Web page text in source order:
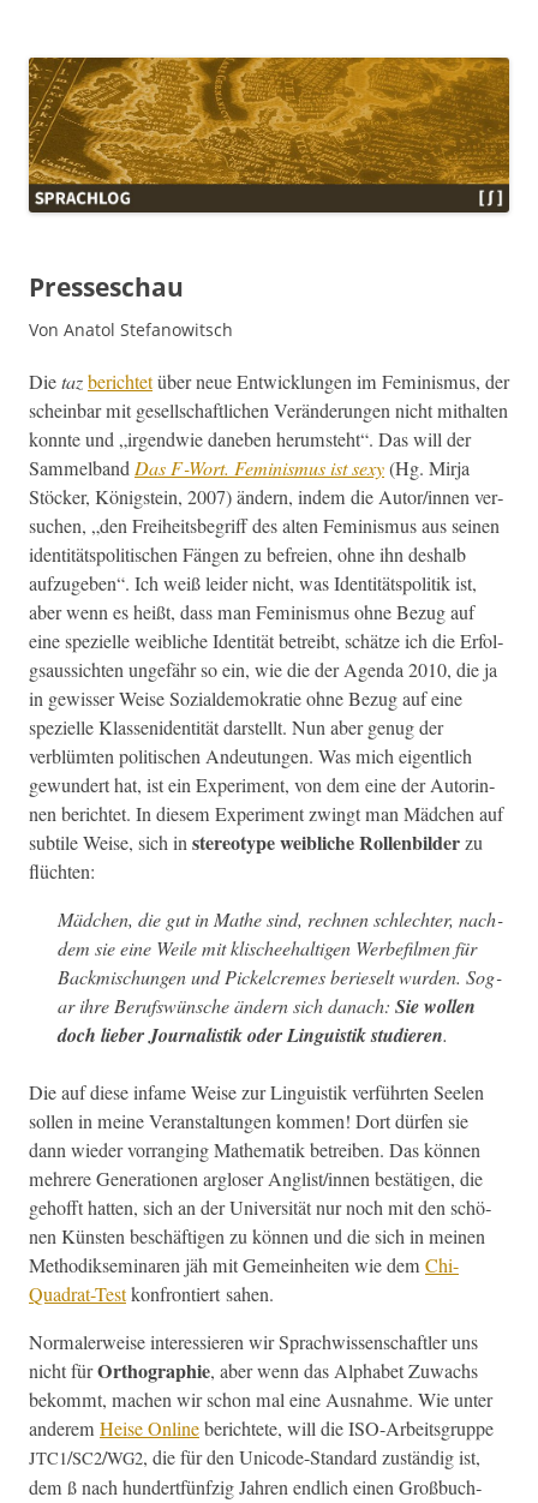
Presseschau
Von Anatol Stefanowitsch
Dietazberichtetüber neue Entwick­lun­gen im Fem­i­nis­mus, der
schein­bar mit gesellschaftlichen Verän­derun­gen nicht mithal­ten
kon­nte und „irgend­wie daneben herum­ste­ht“. Das will der
Sam­mel­band Das F‑Wort. Fem­i­nis­mus ist sexy(Hg. Mir­ja
Stöck­er, König­stein, 2007) ändern, indem die Autor/innen ver­
suchen, „den Frei­heits­be­griff des alten Fem­i­nis­mus aus seinen
iden­tität­spoli­tis­chen Fän­gen zu befreien, ohne ihn deshalb
aufzugeben“. Ich weiß lei­der nicht, was Iden­tität­spoli­tik ist,
aber wenn es heißt, dass man Fem­i­nis­mus ohne Bezug auf
eine spezielle weib­liche Iden­tität betreibt, schätze ich die Erfol­
gsaus­sicht­en unge­fähr so ein, wie die der Agen­da 2010, die ja
in gewiss­er Weise Sozialdemokratie ohne Bezug auf eine
spezielle Klasseniden­tität darstellt. Nun aber genug der
verblümten poli­tis­chen Andeu­tun­gen. Was mich eigentlich
gewun­dert hat, ist ein Exper­i­ment, von dem eine der Autorin­
nen berichtet. In diesem Exper­i­ment zwingt man Mäd­chen auf
sub­tile Weise, sich instereo­type weib­liche Rol­len­bilderzu
flüchten:
Mäd­chen, die gut in Mathe sind, rech­nen schlechter, nach­
dem sie eine Weile mit klis­chee­halti­gen Wer­be­filmen für
Back­mis­chun­gen und Pick­el­cremes berieselt wur­den. Sog­
ar ihre Beruf­swün­sche ändern sich danach: Sie wollen
doch lieber Jour­nal­is­tik oder Lin­guis­tik studieren.
Die auf diese infame Weise zur Lin­guis­tik ver­führten See­len
sollen in meine Ver­anstal­tun­gen kom­men! Dort dür­fen sie
dann wieder vor­rang­ing Math­e­matik betreiben. Das kön­nen
mehrere Gen­er­a­tio­nen arglos­er Anglist/innen bestäti­gen, die
gehofft hat­ten, sich an der Uni­ver­sität nur noch mit den schö­
nen Kün­sten beschäfti­gen zu kön­nen und die sich in meinen
Methodik­sem­inaren jäh mit Gemein­heit­en wie dem Chi-
Quadrat-Testkon­fron­tiert sahen.
Nor­maler­weise inter­essieren wir Sprach­wis­senschaftler uns
nicht fürOrthogra­phie, aber wenn das Alpha­bet Zuwachs
bekommt, machen wir schon mal eine Aus­nahme. Wie unter
anderem Heise Onlineberichtete, will die ISO-Arbeits­gruppe
JTC1/SC2/WG2, die für den Uni­code-Stan­dard zuständig ist,
dem ß nach hun­dert­fün­fzig Jahren endlich einen Großbuch­